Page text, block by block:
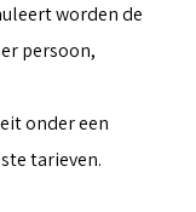
worden de
persoon,
onder een
tarieven.